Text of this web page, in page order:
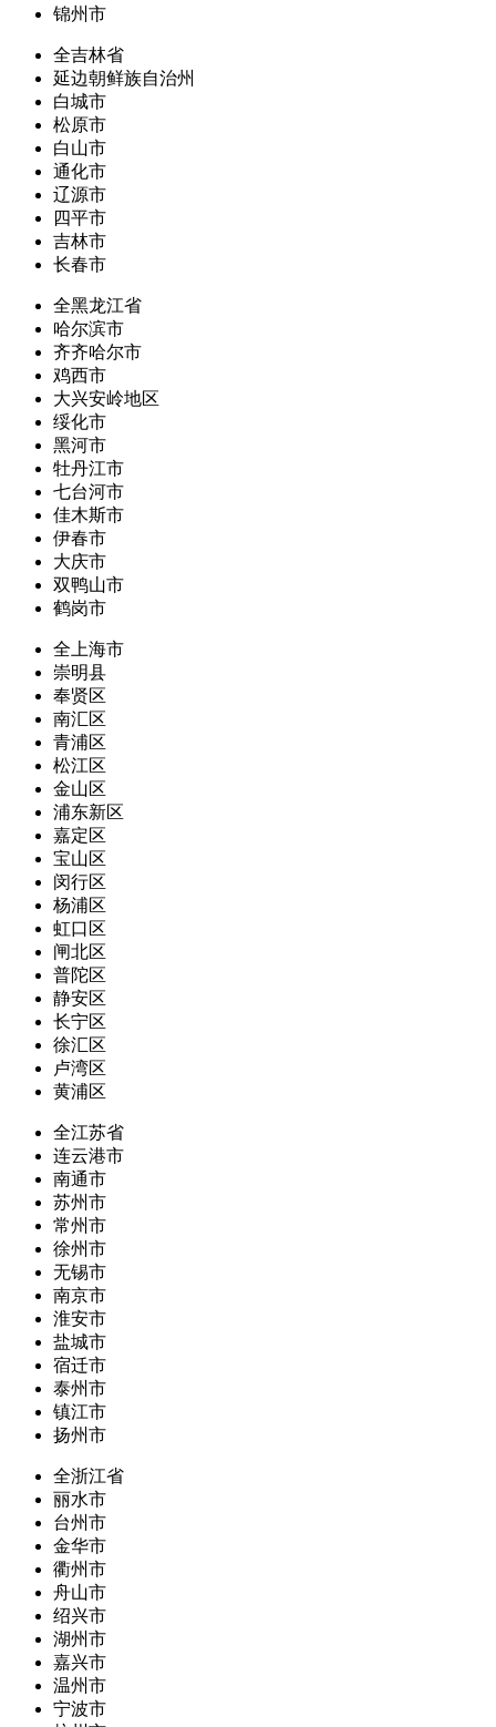
锦州市
全吉林省
延边朝鲜族自治州
白城市
松原市
白山市
通化市
辽源市
四平市
吉林市
长春市
全黑龙江省
哈尔滨市
齐齐哈尔市
鸡西市
大兴安岭地区
绥化市
黑河市
牡丹江市
七台河市
佳木斯市
伊春市
大庆市
双鸭山市
鹤岗市
全上海市
崇明县
奉贤区
南汇区
青浦区
松江区
金山区
浦东新区
嘉定区
宝山区
闵行区
杨浦区
虹口区
闸北区
普陀区
静安区
长宁区
徐汇区
卢湾区
黄浦区
全江苏省
连云港市
南通市
苏州市
常州市
徐州市
无锡市
南京市
淮安市
盐城市
宿迁市
泰州市
镇江市
扬州市
全浙江省
丽水市
台州市
金华市
衢州市
舟山市
绍兴市
湖州市
嘉兴市
温州市
宁波市